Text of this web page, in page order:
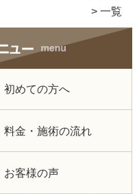
一覧
初めての方へ
料金・施術の流れ
お客様の声